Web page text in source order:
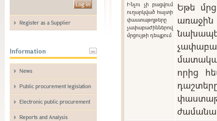
Register as a Supplier
Information
News
Public procurement legislation
Electronic public procurement
Reports and Analysis
Ինչու չի բացվում
ուղարկված հայտի
փաստաթղթերը
չափաբաժիններով
մրցույթի դեպքում
Եթե
առաջին
որից